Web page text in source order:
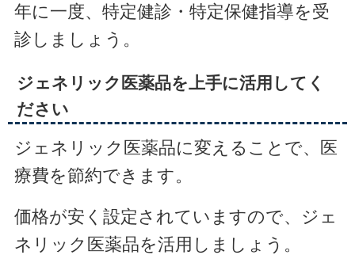
年に一度、特定健診・特定保健指導を受
診しましょう。
ジェネリック医薬品を上手に活用してく
ださい
ジェネリック医薬品に変えることで、医
療費を節約できます。
価格が安く設定されていますので、ジェ
ネリック医薬品を活用しましょう。